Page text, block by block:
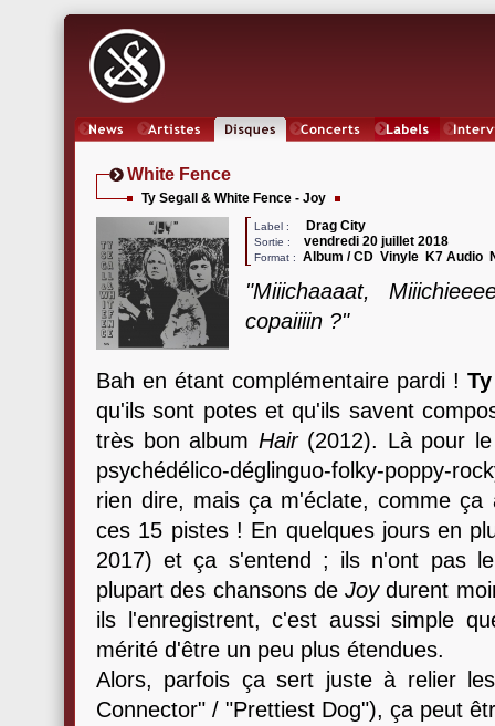
White Fence
Ty Segall & White Fence - Joy
Label : Drag City
Sortie : vendredi 20 juillet 2018
Format : Album / CD Vinyle K7 Audio
"Miiichaaaat,
copaiiiin ?"
Bah en étant complémentaire pardi !
qu'ils sont potes et qu'ils savent
très bon album Hair(2012). Là pour le
psychédélico-déglinguo-folky-poppy-
rien dire, mais ça m'éclate, comme
ces 15 pistes ! En quelques jours en
2017) et ça s'entend ; ils n'ont pas
plupart des chansons deJoydurent
ils l'enregistrent, c'est aussi simple
mérité d'être un peu plus étendues.
Alors, parfois ça sert juste à relier
Connector" / "Prettiest Dog"), ça peut